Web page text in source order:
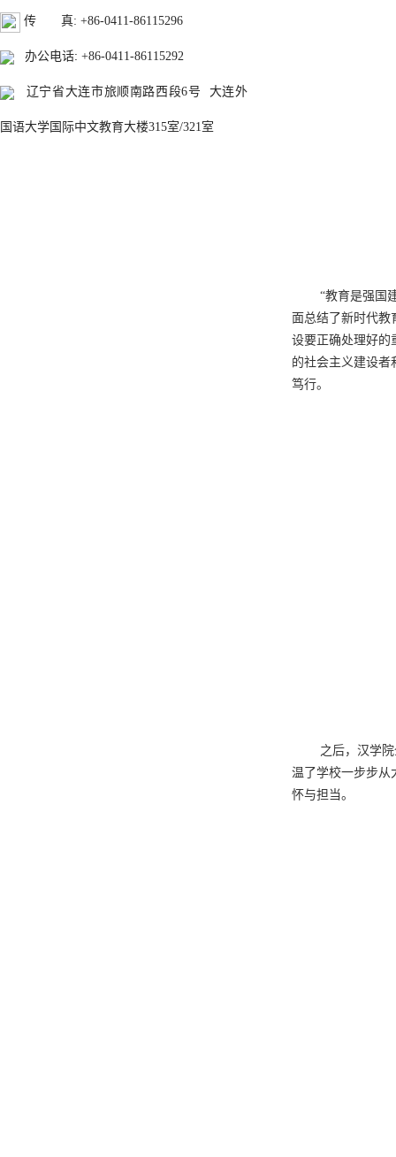
传 真: +86-0411-86115296
办公电话: +86-0411-86115292
辽宁省大连市旅顺南路西段6号 大连外
国语大学国际中文教育大楼315室/321室
“教育是强国
面总结了新时代教
设要正确处理好的
的社会主义建设者
笃行。
之后，汉学
温了学校一步步从
怀与担当。